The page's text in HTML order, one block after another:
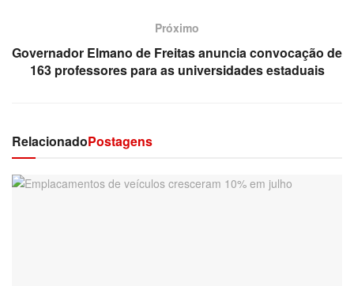
Próximo
Governador Elmano de Freitas anuncia convocação de
163 professores para as universidades estaduais
RelacionadoPostagens